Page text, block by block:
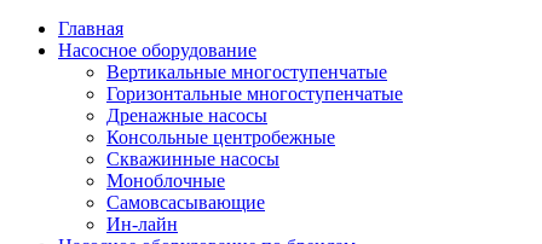
Главная
Насосное оборудование
Вертикальные многоступенчатые
Горизонтальные многоступенчатые
Дренажные насосы
Консольные центробежные
Скважинные насосы
Моноблочные
Самовсасывающие
Ин-лайн